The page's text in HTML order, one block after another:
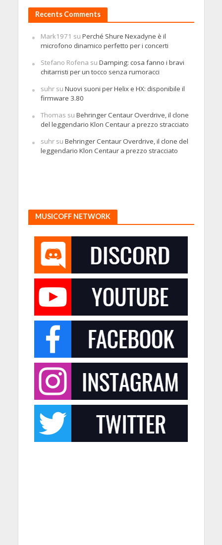
Recents Comments
Mark1971 su Perché Shure Nexadyne è il
microfono dinamico perfetto per i concerti
Stefano Rofena su Damping: cosa fanno i bravi
chitarristi per un tocco senza rumoracci
suhrsu Nuovi suoni per Helix e HX: disponibile il
firmware 3.80
Thomas su Behringer Centaur Overdrive, il clone
del leggendario Klon Centaur a prezzo stracciato
suhrsu Behringer Centaur Overdrive, il clone del
leggendario Klon Centaur a prezzo stracciato
MUSICOFF NETWORK